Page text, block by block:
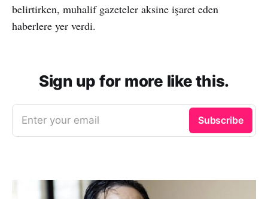
belirtirken, muhalif gazeteler aksine işaret eden
haberlere yer verdi.
Sign up for more like this.
Enter your email Subscribe